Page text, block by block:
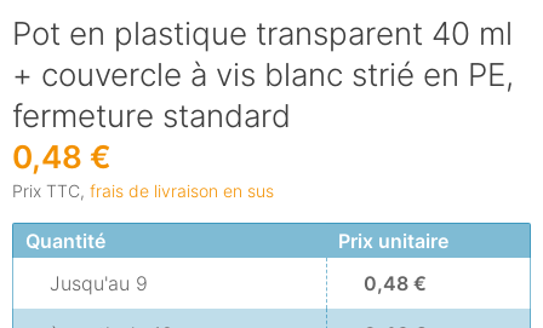
Pot en plastique transparent 40 ml
+ couvercle à vis blanc strié en PE,
fermeture standard
0,48 €
Prix TTC, frais de livraison en sus
Quantité
Prix unitaire
Jusqu'au 9 0,48 €